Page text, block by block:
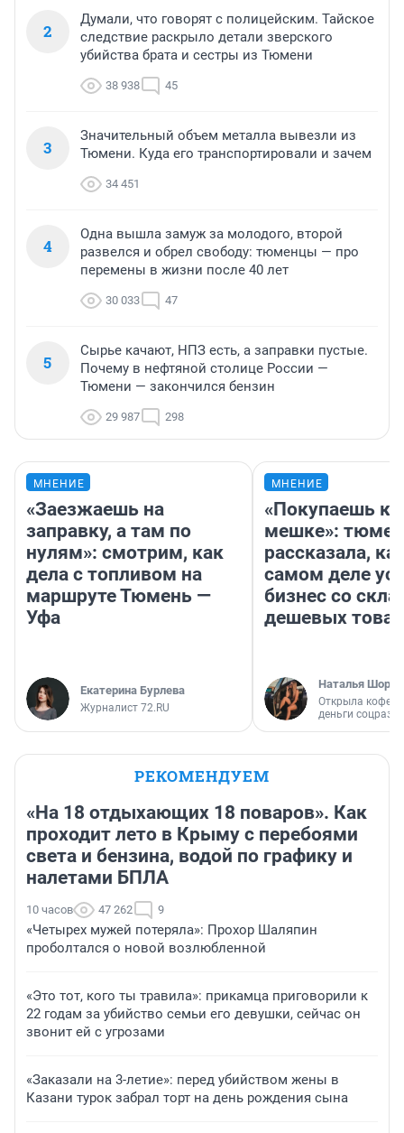
2
Думали, что говорят с полицейским. Тайское
следствие раскрыло детали зверского
убийства брата и сестры из Тюмени
38 938 45
3
Значительный объем металла вывезли из
Тюмени. Куда его транспортировали и зачем
34 451
4
Одна вышла замуж за молодого, второй
развелся и обрел свободу: тюменцы — про
перемены в жизни после 40 лет
30 033 47
5
Сырье качают, НПЗ есть, а заправки пустые.
Почему в нефтяной столице России —
Тюмени — закончился бензин
29 987 298
МНЕНИЕ
«Заезжаешь на
заправку, а там по
нулям»: смотрим, как
дела с топливом на
маршруте Тюмень —
Уфа
Екатерина Бурлева
Журналист 72.RU
МНЕНИЕ
«Покупаешь
мешке»:
рассказала,
самом деле
бизнес со
дешевых
Наталья
Открыла
деньги
РЕКОМЕНДУЕМ
«На 18 отдыхающих 18 поваров». Как
проходит лето в Крыму с перебоями
света и бензина, водой по графику и
налетами БПЛА
10 часов 47 262 9
«Четырех мужей потеряла»: Прохор Шаляпин
проболтался о новой возлюбленной
«Это тот, кого ты травила»: прикамца приговорили к
22 годам за убийство семьи его девушки, сейчас он
звонит ей с угрозами
«Заказали на 3-летие»: перед убийством жены в
Казани турок забрал торт на день рождения сына